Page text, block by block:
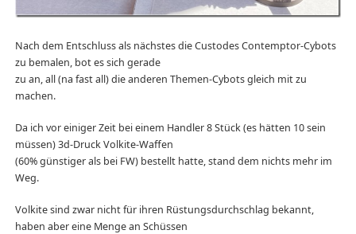
Nach dem Entschluss als nächstes die Custodes Contemptor-Cybots
zu bemalen, bot es sich gerade
zu an, all (na fast all) die anderen Themen-Cybots gleich mit zu
machen.
Da ich vor einiger Zeit bei einem Handler 8 Stück (es hätten 10 sein
müssen) 3d-Druck Volkite-Waffen
(60% günstiger als bei FW) bestellt hatte, stand dem nichts mehr im
Weg.
Volkite sind zwar nicht für ihren Rüstungsdurchschlag bekannt,
haben aber eine Menge an Schüssen